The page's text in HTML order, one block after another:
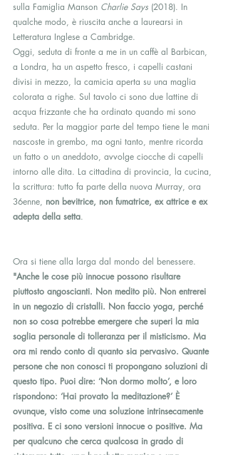
sulla Famiglia Manson Charlie Says (2018). In
qualche modo, è riuscita anche a laurearsi in
Letteratura Inglese a Cambridge.
Oggi, seduta di fronte a me in un caffè al Barbican,
a Londra, ha un aspetto fresco, i capelli castani
divisi in mezzo, la camicia aperta su una maglia
colorata a righe. Sul tavolo ci sono due lattine di
acqua frizzante che ha ordinato quando mi sono
seduta. Per la maggior parte del tempo tiene le mani
nascoste in grembo, ma ogni tanto, mentre ricorda
un fatto o un aneddoto, avvolge ciocche di capelli
intorno alle dita. La cittadina di provincia, la cucina,
la scrittura: tutto fa parte della nuova Murray, ora
36enne, non bevitrice, non fumatrice, ex attrice e ex
adepta della setta.
Ora si tiene alla larga dal mondo del benessere.
"Anche le cose più innocue possono risultare
piuttosto angoscianti. Non medito più. Non entrerei
in un negozio di cristalli. Non faccio yoga, perché
non so cosa potrebbe emergere che superi la mia
soglia personale di tolleranza per il misticismo. Ma
ora mi rendo conto di quanto sia pervasivo. Quante
persone che non conosci ti propongano soluzioni di
questo tipo. Puoi dire: ‘Non dormo molto’, e loro
rispondono: ‘Hai provato la meditazione?’ È
ovunque, visto come una soluzione intrinsecamente
positiva. E ci sono versioni innocue o positive. Ma
per qualcuno che cerca qualcosa in grado di